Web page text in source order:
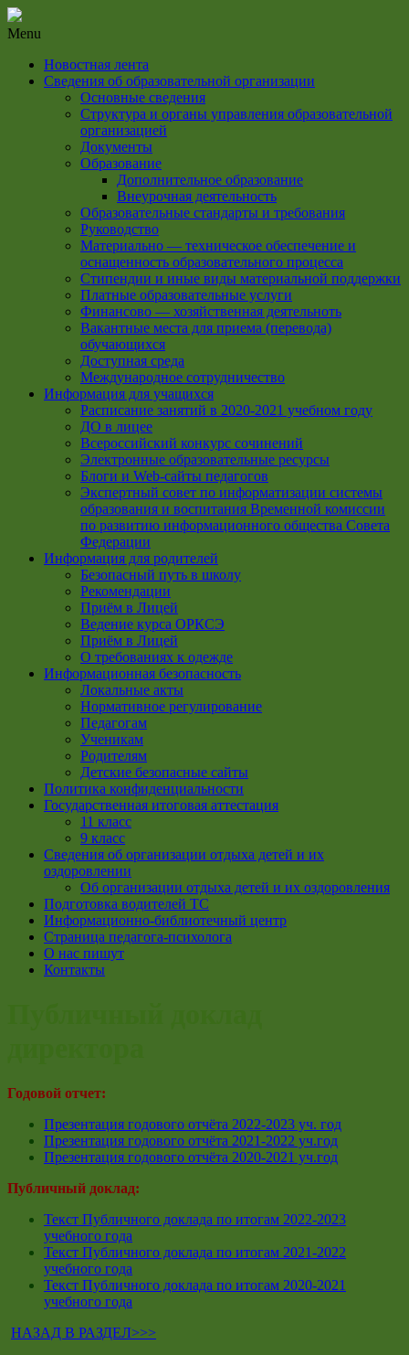
Menu
Новостная лента
Сведения об образовательной организации
Основные сведения
Структура и органы управления образовательной
организацией
Документы
Образование
Дополнительное образование
Внеурочная деятельность
Образовательные стандарты и требования
Руководство
Материально — техническое обеспечение и
оснащенность образовательного процесса
Стипендии и иные виды материальной поддержки
Платные образовательные услуги
Финансово — хозяйственная деятельноть
Вакантные места для приема (перевода)
обучающихся
Доступная среда
Международное сотрудничество
Информация для учащихся
Расписание занятий в 2020-2021 учебном году
ДО в лицее
Всероссийский конкурс сочинений
Электронные образовательные ресурсы
Блоги и Web-сайты педагогов
Экспертный совет по информатизации системы
образования и воспитания Временной комиссии
по развитию информационного общества Совета
Федерации
Информация для родителей
Безопасный путь в школу
Рекомендации
Приём в Лицей
Ведение курса ОРКСЭ
Приём в Лицей
О требованиях к одежде
Информационная безопасность
Локальные акты
Нормативное регулирование
Педагогам
Ученикам
Родителям
Детские безопасные сайты
Политика конфиденциальности
Государственная итоговая аттестация
11 класс
9 класс
Сведения об организации отдыха детей и их
оздоровлении
Об организации отдыха детей и их оздоровления
Подготовка водителей ТС
Информационно-библиотечный центр
Страница педагога-психолога
О нас пишут
Контакты
Годовой отчет:
Презентация годового отчёта 2022-2023 уч. год
Презентация годового отчёта 2021-2022 уч.год
Презентация годового отчёта 2020-2021 уч.год
Публичный доклад:
Текст Публичного доклада по итогам 2022-2023
учебного года
Текст Публичного доклада по итогам 2021-2022
учебного года
Текст Публичного доклада по итогам 2020-2021
учебного года
НАЗАД В РАЗДЕЛ>>>